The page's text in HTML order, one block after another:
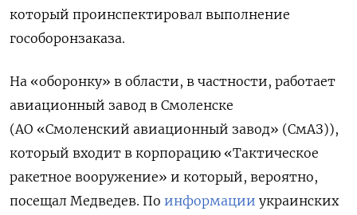
который проинспектировал выполнение
гособоронзаказа.
На «оборонку» в области, в частности, работает
авиационный завод в Смоленске
(АО «Смоленский авиационный завод» (СмАЗ)),
который входит в корпорацию «Тактическое
ракетное вооружение» и который, вероятно,
посещал Медведев. По информации украинских